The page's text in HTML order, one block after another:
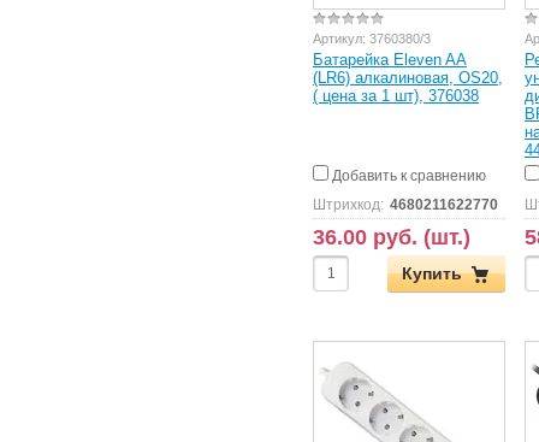
Артикул: 3760380/3
Батарейка Eleven AA
(LR6) алкалиновая, OS20,
( цена за 1 шт), 376038
Добавить к сравнению
Штрихкод: 4680211622770
36.00 руб. (шт.)
Купить